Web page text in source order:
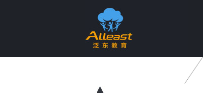
个性化智慧教育产品与服务提供商